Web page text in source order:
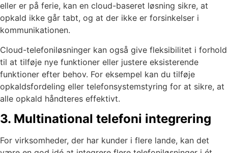
eller er på ferie, kan en cloud-baseret løsning sikre, at
opkald ikke går tabt, og at der ikke er forsinkelser i
kommunikationen.
Cloud-telefoniløsninger kan også give fleksibilitet i forhold
til at tilføje nye funktioner eller justere eksisterende
funktioner efter behov. For eksempel kan du tilføje
opkaldsfordeling eller telefonsystemstyring for at sikre, at
alle opkald håndteres effektivt.
3. Multinational telefoni integrering
For virksomheder, der har kunder i flere lande, kan det